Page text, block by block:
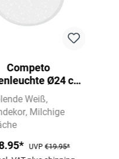
Competo
Ø24 cm
1300lm, LED,
Weiß
Weiß
Milchige
UVP€19.95*